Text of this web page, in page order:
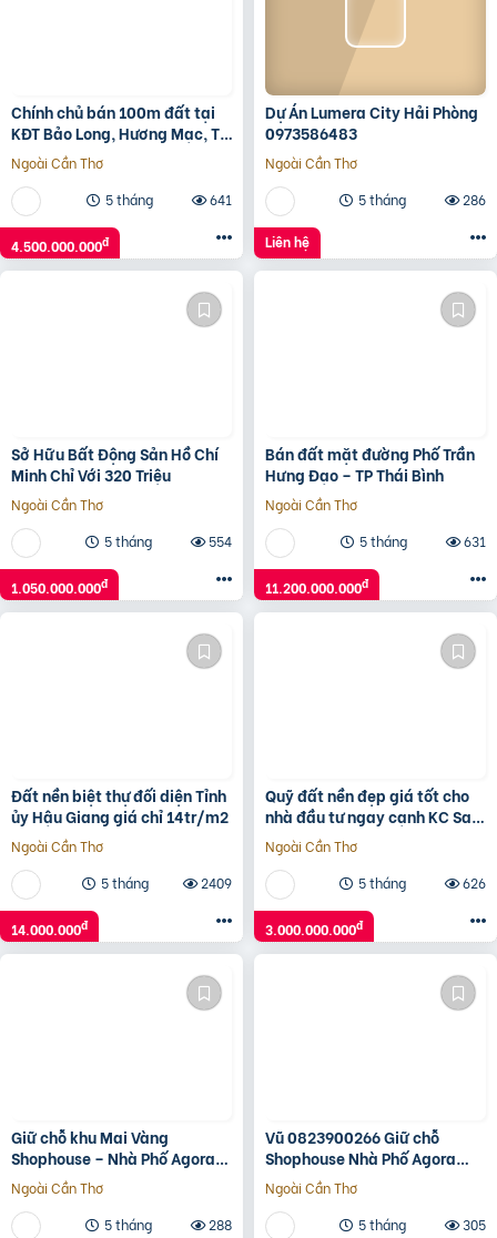
Chính chủ bán 100m đất tại
KĐT Bảo Long, Hương Mạc, Từ
Sơn, Bắc Ninh giá đầu tư
Ngoài Cần Thơ
5 tháng
641
4.500.000.000đ
Dự Án Lumera City Hải Phòng
0973586483
Ngoài Cần Thơ
5 tháng
286
Liên hệ
Sở Hữu Bất Động Sản Hồ Chí
Minh Chỉ Với 320 Triệu
Ngoài Cần Thơ
5 tháng
554
1.050.000.000đ
Bán đất mặt đường Phố Trần
Hưng Đạo – TP Thái Bình
Ngoài Cần Thơ
5 tháng
631
11.200.000.000đ
Đất nền biệt thự đối diện Tỉnh
ủy Hậu Giang giá chỉ 14tr/m2
Ngoài Cần Thơ
5 tháng
2409
14.000.000đ
Quỹ đất nền đẹp giá tốt cho
nhà đầu tư ngay cạnh KC Sam
Sung. Tiềm năng sinh lời vượt
trội.
Ngoài Cần Thơ
5 tháng
626
3.000.000.000đ
Giữ chỗ khu Mai Vàng
Shophouse – Nhà Phố Agora
City 6×18, ngay TT Hành
Chính hiện hữu: 0938230002
Ngoài Cần Thơ
5 tháng
288
Vũ 0823900266 Giữ chỗ
Shophouse Nhà Phố Agora
City 6×18, khu mới TT Hành
Chính hiện hữu: 2.6 Tỷ (V)
Ngoài Cần Thơ
5 tháng
305